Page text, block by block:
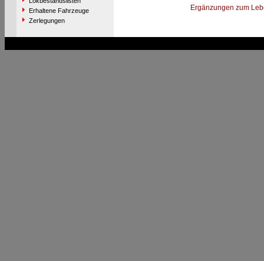
Erhaltene Fahrzeuge
Zerlegungen
Ergänzungen zum